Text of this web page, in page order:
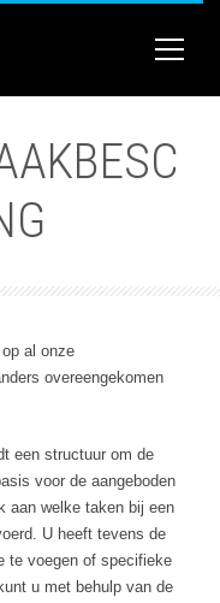
al onze
overeengekomen
een structuur om de
voor de aangeboden
aan welke taken bij een
U heeft tevens de
te voegen of specifieke
u met behulp van de